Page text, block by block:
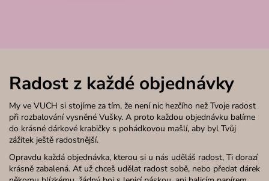
Radost z každé objednávky
My ve VUCH si stojíme za tím, že není nic hezčího než Tvoje radost
při rozbalování vysněné Vušky. A proto každou objednávku balíme
do krásné dárkové krabičky s pohádkovou mašlí, aby byl Tvůj
zážitek ještě radostnější.
Opravdu každá objednávka, kterou si u nás uděláš radost, Ti dorazí
krásně zabalená. Ať už chceš udělat radost sobě, nebo předat dárek